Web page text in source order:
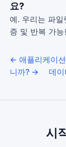
요?
예. 우리는 파
증 및 반복 가
← 애플리케이
니까? →
데
시